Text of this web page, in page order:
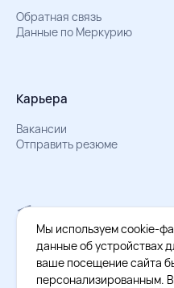
Обратная связь
Данные по Меркурию
Карьера
Вакансии
Отправить резюме
Мы в Телеграм
Документы об обработке
Охрана труда – результаты СОУТ
Мы используем cookie-
данные об устройствах
ваше посещение сайта
персонализированным.